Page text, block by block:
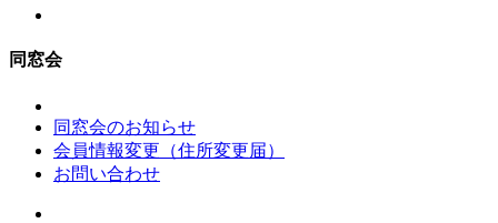
同窓会
同窓会のお知らせ
会員情報変更（住所変更届）
お問い合わせ